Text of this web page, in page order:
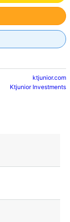
ktjunior.com
Ktjunior Investments